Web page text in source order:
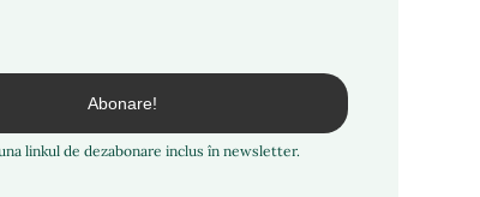
linkul de dezabonare inclus în newsletter.